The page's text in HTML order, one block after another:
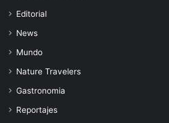
Editorial
News
Mundo
Nature Travelers
Gastronomia
Reportajes